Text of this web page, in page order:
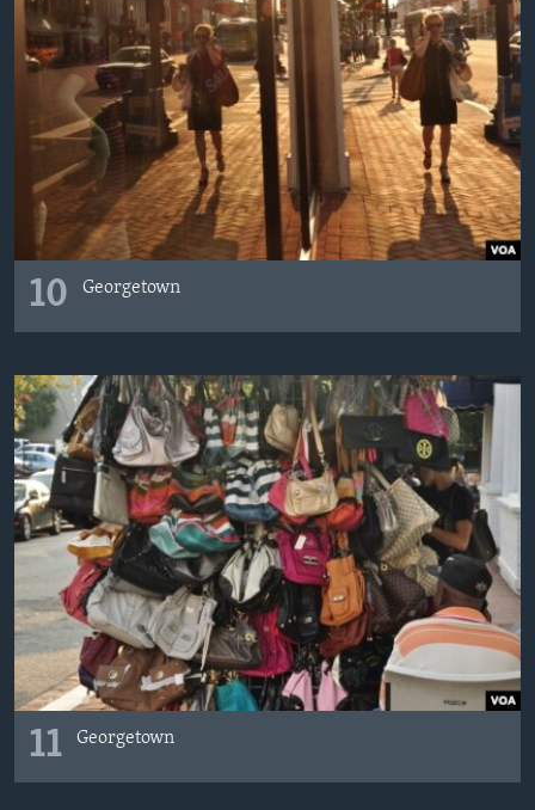
10 Georgetown
11 Georgetown